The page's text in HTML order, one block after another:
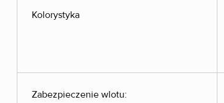
Kolorystyka
Zabezpieczenie wlotu: